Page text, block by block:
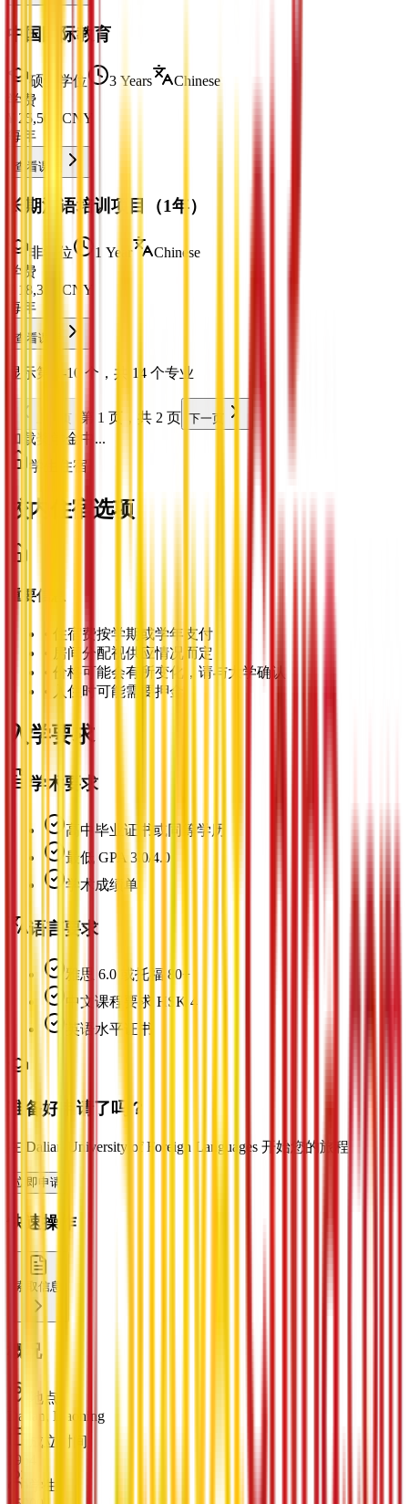
中国国际教育
硕士学位 3 Years
Chinese
学费
25,500
CNY
每年
查看课程
长期汉语培训项目（1年）
非学位 1 Year
Chinese
学费
18,300
CNY
每年
查看课程
显示第 1-10 个，共 14 个专业
上一页 第 1 页，共 2 页 下一页
加载奖学金中...
学生住宿
校内住宿选项
重要信息
住宿费按学期或学年支付
房间分配视供应情况而定
• 价格可能会有所变化，请与大学确认
• 入住时可能需要押金
入学要求
学术要求
高中毕业证书或同等学历
最低 GPA 3.0/4.0
学术成绩单
语言要求
雅思 6.0 或托福 80+
中文课程要求 HSK 4
英语水平证书
准备好申请了吗？
在 Dalian University of Foreign Languages 开始您的旅程
立即申请
快速操作
索取信息
概况
地点
Dalian, Liaoning
成立时间
1964
学生